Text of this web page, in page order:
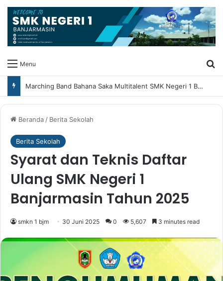
Menu
Marching Band Bahana Saka Multitalent SMK Negeri 1 Banjarmasin Borong Prestasi di Festival Borneo Marching Day 2026
Beranda/ Berita Sekolah
Berita Sekolah
Syarat dan Teknis Daftar
Ulang SMK Negeri 1
Banjarmasin Tahun 2025
smkn 1 bjm 30 Juni 2025 0 5,607 3 minutes read